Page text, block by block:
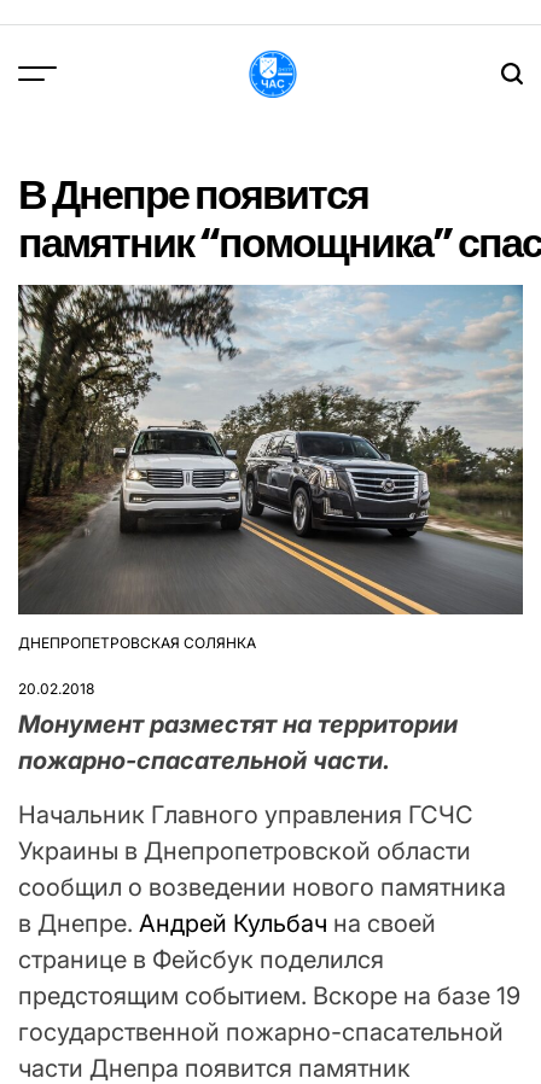
вмісту
В Днепре появится
памятник “помощника”
ОПУБЛІКУВАТИ
ДНЕПРОПЕТРОВСКАЯ СОЛЯНКА
20.02.2018
Монумент разместят на территории
пожарно-спасательной части.
Начальник Главного управления ГСЧС
Украины в Днепропетровской области
сообщил о возведении нового памятника
в Днепре. Андрей Кульбач на своей
странице в Фейсбук поделился
предстоящим событием. Вскоре на базе 19
государственной пожарно-спасательной
части Днепра появится памятник